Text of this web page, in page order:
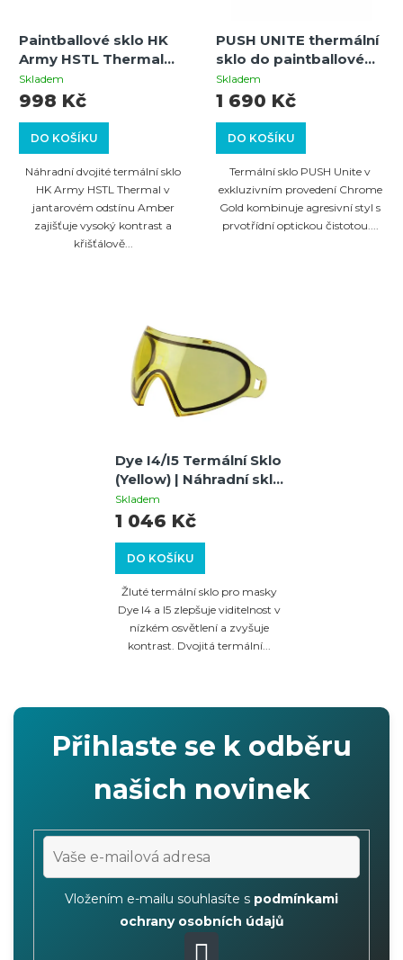
Paintballové sklo HK
Army HSTL Thermal
Amber – výměnné
termální sklo pro
Skladem
DO KOŠÍKU
998 Kč
Náhradní dvojité termální sklo
HK Army HSTL Thermal v
jantarovém odstínu Amber
zajišťuje vysoký kontrast a
křišťálově...
PUSH UNITE thermální
sklo do paintballové
masky – chrome gold
Skladem
DO KOŠÍKU
1 690 Kč
Termální sklo PUSH Unite v
exkluzivním provedení Chrome
Gold kombinuje agresivní styl s
prvotřídní optickou čistotou....
Dye I4/I5 Termální Sklo
(Yellow) | Náhradní sklo
pro masky Dye I4 a I5 |
Zvýšený kontrast
Skladem
DO KOŠÍKU
1 046 Kč
Žluté termální sklo pro masky
Dye I4 a I5 zlepšuje viditelnost v
nízkém osvětlení a zvyšuje
kontrast. Dvojitá termální...
Přihlaste se k odběru
našich novinek
Vložením e-mailu souhlasíte s podmínkami
ochrany osobních údajů